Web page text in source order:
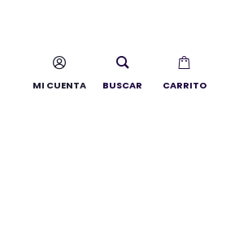
MI CUENTA BUSCAR CARRITO